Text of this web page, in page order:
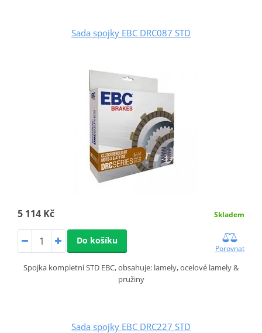
Sada spojky EBC DRC087 STD
5 114 Kč Skladem
Do košíku
Porovnat
Spojka kompletní STD EBC, obsahuje: lamely, ocelové lamely &
pružiny
Sada spojky EBC DRC227 STD